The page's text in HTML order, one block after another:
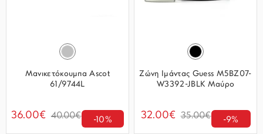
Μανικετόκουμπα Ascot
61/9744L
36.00€ 40.00€ -10%
Ζώνη Ιμάντας Guess M5BZ07-
W3392-JBLK Μαύρο
32.00€ 35.00€ -9%